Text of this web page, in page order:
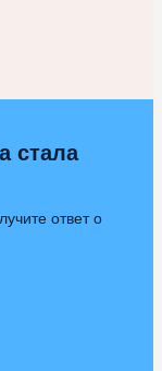
стала
ответ о